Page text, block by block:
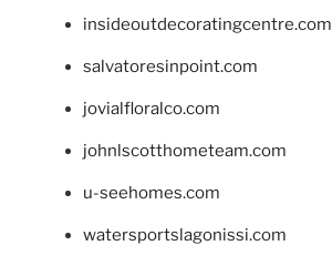
insideoutdecoratingcentre.com
salvatoresinpoint.com
jovialfloralco.com
johnlscotthometeam.com
u-seehomes.com
watersportslagonissi.com